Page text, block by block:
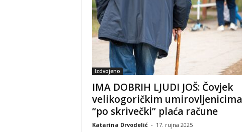
Izdvojeno
IMA DOBRIH LJUDI JOŠ: Čovjek
velikogoričkim umirovljenicima
“po skrivečki” plaća račune
Katarina Drvodelić - 17. rujna 2025